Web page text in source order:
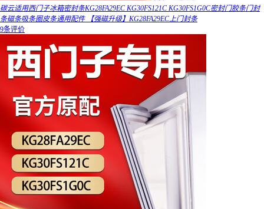
碳云适用西门子冰箱密封条KG28FA29EC KG30FS121C KG30FS1G0C密封门胶条门封
条磁条吸条圈皮条通用配件 【强磁升级】KG28FA29EC上门封条
9条评价